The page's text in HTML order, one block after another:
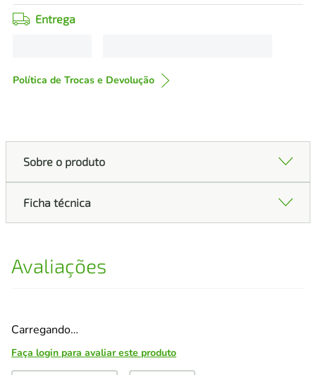
Entrega
Política de Trocas e Devolução
Sobre o produto
Ficha técnica
Avaliações
Carregando…
Faça login para avaliar este produto